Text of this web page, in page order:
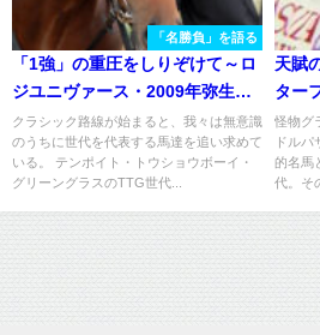
「名勝負」を語る
「1強」の重圧をしりぞけて～ロ
ジユニヴァース・2009年弥生賞
～
クラシック路線が始まると、我々は無意識
のうちに世代を代表する馬達を追い求めて
いる。 テンポイト・トウショウボーイ・
グリーングラスのTTG世代...
天賦
ター
エア
怪物グ
ドル
的名馬
代。そ